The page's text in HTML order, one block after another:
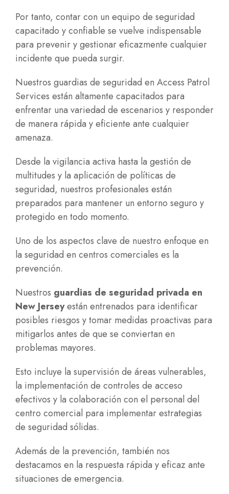
Por tanto, contar con un equipo de seguridad
capacitado y confiable se vuelve indispensable
para prevenir y gestionar eficazmente cualquier
incidente que pueda surgir.
Nuestros guardias de seguridad en Access Patrol
Services están altamente capacitados para
enfrentar una variedad de escenarios y responder
de manera rápida y eficiente ante cualquier
amenaza.
Desde la vigilancia activa hasta la gestión de
multitudes y la aplicación de políticas de
seguridad, nuestros profesionales están
preparados para mantener un entorno seguro y
protegido en todo momento.
Uno de los aspectos clave de nuestro enfoque en
la seguridad en centros comerciales es la
prevención.
Nuestros guardias de seguridad privada en
New Jerseyestán entrenados para identificar
posibles riesgos y tomar medidas proactivas para
mitigarlos antes de que se conviertan en
problemas mayores.
Esto incluye la supervisión de áreas vulnerables,
la implementación de controles de acceso
efectivos y la colaboración con el personal del
centro comercial para implementar estrategias
de seguridad sólidas.
Además de la prevención, también nos
destacamos en la respuesta rápida y eficaz ante
situaciones de emergencia.